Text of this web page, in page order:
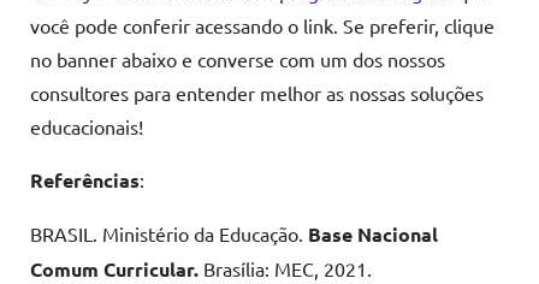
você pode conferir acessando o link. Se preferir, clique
no banner abaixo e converse com um dos nossos
consultores para entender melhor as nossas soluções
educacionais!
Referências:
BRASIL. Ministério da Educação. Base Nacional
Comum Curricular. Brasília: MEC, 2021.